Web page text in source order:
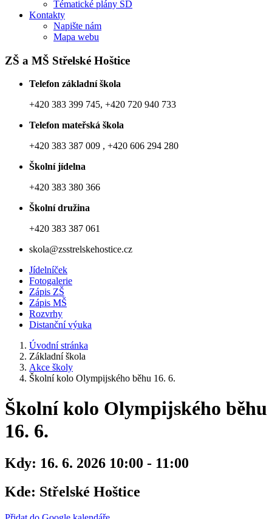
Tématické plány ŠD
Kontakty
Napište nám
Mapa webu
ZŠ a MŠ Střelské Hoštice
Telefon základní škola
+420 383 399 745, +420 720 940 733
Telefon mateřská škola
+420 383 387 009 , +420 606 294 280
Školní jídelna
+420 383 380 366
Školní družina
+420 383 387 061
skola@zsstrelskehostice.cz
Jídelníček
Fotogalerie
Zápis ZŠ
Zápis MŠ
Rozvrhy
Distanční výuka
Úvodní stránka
Základní škola
Akce školy
Školní kolo Olympijského běhu 16. 6.
Školní kolo Olympijského běhu
16. 6.
Kdy: 16. 6. 2026 10:00 - 11:00
Kde: Střelské Hoštice